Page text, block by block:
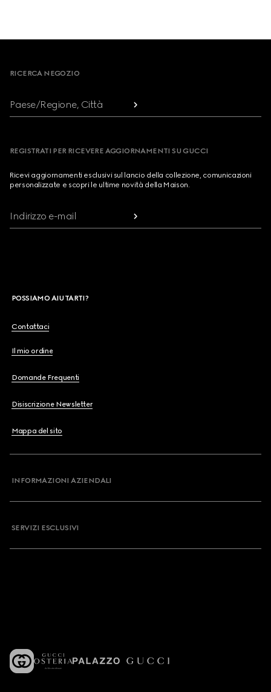
Footer
RICERCA NEGOZIO
Paese/Regione, Città
REGISTRATI PER RICEVERE AGGIORNAMENTI SU GUCCI
Ricevi aggiornamenti esclusivi sul lancio della collezione, comunicazioni
personalizzate e scopri le ultime novità della Maison.
Indirizzo e-mail
POSSIAMO AIUTARTI?
Contattaci
Il mio ordine
Domande Frequenti
Disiscrizione Newsletter
Mappa del sito
INFORMAZIONI AZIENDALI
SERVIZI ESCLUSIVI